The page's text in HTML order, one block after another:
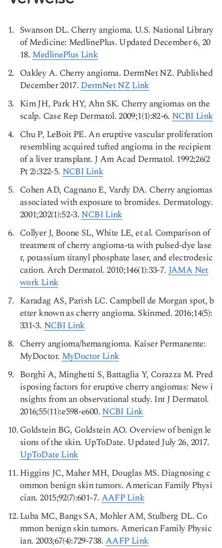
Swanson DL. Cherry angioma. U.S. National Library
of Medicine: MedlinePlus. Updated December 6, 20
18.MedlinePlus Link
Oakley A. Cherry angioma. DermNet NZ. Published
December 2017.DermNet NZ Link
Kim JH, Park HY, Ahn SK. Cherry angiomas on the
scalp. Case Rep Dermatol. 2009;1(1):82-6. NCBI Link
Chu P, LeBoit PE. An eruptive vascular proliferation
resembling acquired tufted angioma in the recipient
of a liver transplant. J Am Acad Dermatol. 1992;26(2
Pt 2):322-5. NCBI Link
Cohen AD, Cagnano E, Vardy DA. Cherry angiomas
associated with exposure to bromides. Dermatology.
2001;202(1):52-3.NCBI Link
Collyer J, Boone SL, White LE, et al. Comparison of
treatment of cherry angioma-ta with pulsed-dye lase
r, potassium titanyl phosphate laser, and electrodesic
cation. Arch Dermatol. 2010;146(1):33-7.JAMA Net
work Link
Karadag AS, Parish LC. Campbell de Morgan spot, b
etter known as cherry angioma. Skinmed. 2016;14(5):
331-3. NCBI Link
Cherry angioma/hemangioma. Kaiser Permanente:
MyDoctor. MyDoctor Link
Borghi A, Minghetti S, Battaglia Y, Corazza M. Pred
isposing factors for eruptive cherry angiomas: New i
nsights from an observational study. Int J Dermatol.
2016;55(11):e598-e600.NCBI Link
Goldstein BG, Goldstein AO. Overview of benign le
sions of the skin. UpToDate. Updated July 26, 2017.
UpToDate Link
Higgins JC, Maher MH, Douglas MS. Diagnosing c
ommon benign skin tumors. American Family Physi
cian. 2015;92(7):601-7.AAFP Link
Luba MC, Bangs SA, Mohler AM, Stulberg DL. Co
mmon benign skin tumors. American Family Physic
ian. 2003;67(4):729-738.AAFP Link